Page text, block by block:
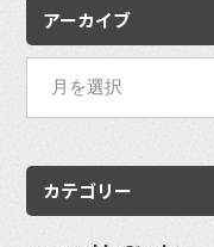
アーカイブ
カテゴリー